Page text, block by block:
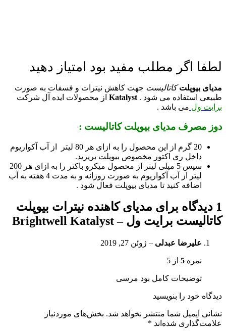
لطفا اگر مطلب مفید بود امتیاز دهید
مدیای بیوپلت کاتالیست جهت کاهش نیترات و فسفات به صورت
طبیعی استفاده می شود . Katalyst از محصولات ایده آل شرکت
برایت ول می باشد .
دوز مصرف مدیای بیوپلت کاتالیست :
20 گرم از این محصول را به ازای هر 80 لیتر از آب آکواریوم
داخل ری اکتور مخصوص بیوپلت بریزید.
سپس 5 میلی لیتر از محصول میکرو باکتر را به ازای هر 200
لیتر از آب آکواریوم به صورت روزانه و به مدت 4 هفته به آب
اضافه کنید تا مدیای بیوپلت فعال شود .
1 دیدگاه برای
مدیای کاهنده نیترات بیوپلت
کاتالیست برایت ول – Brightwell Katalyst
علیرضا عبدلی – ژوئن 27, 2019
نمره 5 از 5
توضیحات کامل بود مرسی
دیدگاه خود را بنویسید
نشانی ایمیل شما منتشر نخواهد شد. بخش‌های موردنیاز
علامت‌گذاری شده‌اند *